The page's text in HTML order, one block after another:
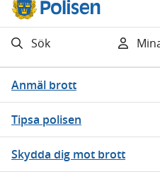
Sök
Anmäl brott
Tipsa polisen
Skydda dig mot brott